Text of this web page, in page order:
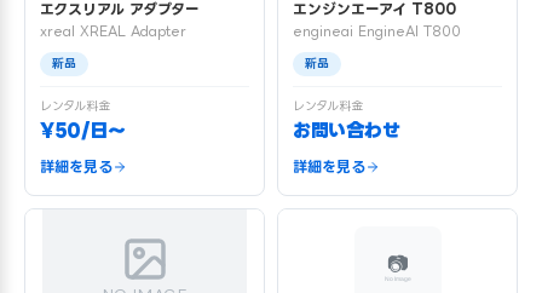
エクスリアル アダプター
xreal XREAL Adapter
新品
レンタル料金
¥50/日〜
詳細を見る
エンジンエーアイ T800
engineai EngineAI T800
新品
レンタル料金
お問い合わせ
詳細を見る